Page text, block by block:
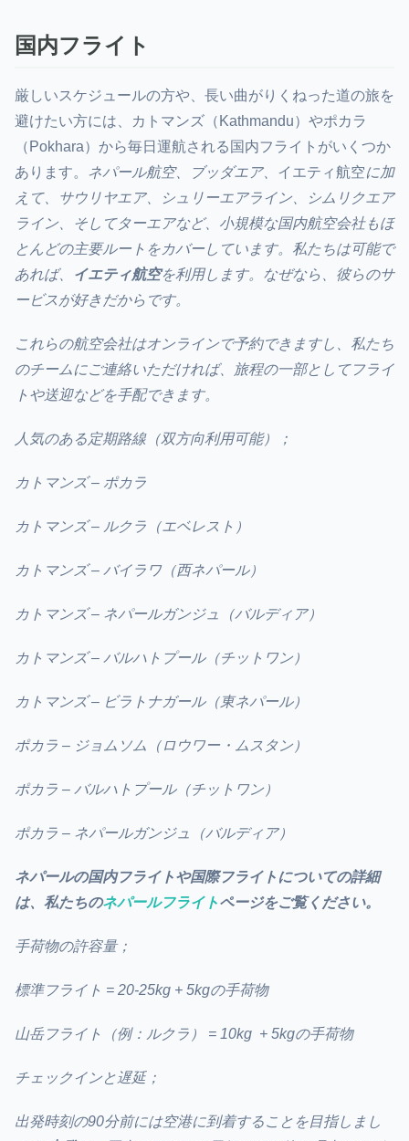
国内フライト
厳しいスケジュールの方や、長い曲がりくねった道の旅を
避けたい方には、カトマンズ（Kathmandu）やポカラ
（Pokhara）から毎日運航される国内フライトがいくつか
あります。 ネパール航空、ブッダエア、 イエティ航空に加
えて、
サウリヤエア、シュリーエアライン、シムリクエア
ライン、
そしてターエアなど、小規模な国内航空会社もほ
とんどの主要ルートをカバーしています。私たちは可能で
あれば、
イエティ航空を利用します。なぜなら、彼らのサ
ービスが好きだからです。
これらの航空会社はオンラインで予約できますし、私たち
のチームにご連絡いただければ、旅程の一部としてフライ
トや送迎などを手配できます。
人気のある定期路線（双方向利用可能）；
カトマンズ – ポカラ
カトマンズ – ルクラ（エベレスト）
カトマンズ – バイラワ（西ネパール）
カトマンズ – ネパールガンジュ（バルディア）
カトマンズ – バルハトプール（チットワン）
カトマンズ – ビラトナガール（東ネパール）
ポカラ – ジョムソム（ロウワー・ムスタン）
ポカラ – バルハトプール（チットワン）
ポカラ – ネパールガンジュ（バルディア）
ネパールの国内フライトや国際フライトについての詳細
は、私たちのネパールフライトページをご覧ください。
手荷物の許容量；
標準フライト = 20-25kg + 5kgの手荷物
山岳フライト（例：ルクラ） = 10kg + 5kgの手荷物
チェックインと遅延；
出発時刻の90分前には空港に到着することを目指しまし